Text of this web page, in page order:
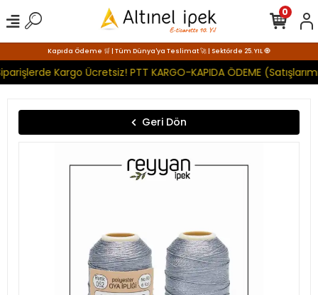
Kapıda Ödeme 🛒 | Tüm Dünya'ya Teslimat 🚀 | Sektörde 25. YIL 🧿
Kargo Ücretsiz! PTT KARGO-KAPIDA ÖDEME
0
Geri Dön